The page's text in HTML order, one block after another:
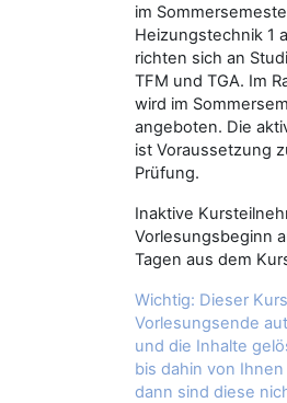
im
Heizungstechnik 1
richten sich an
TFM und TGA. Im
wird im
angeboten. Die
ist Voraussetzung
Prüfung.
Inaktive
Vorlesungsbeginn
Tagen aus dem
Wichtig: Dieser
Vorlesungsende
und die Inhalte
bis dahin von
dann sind diese